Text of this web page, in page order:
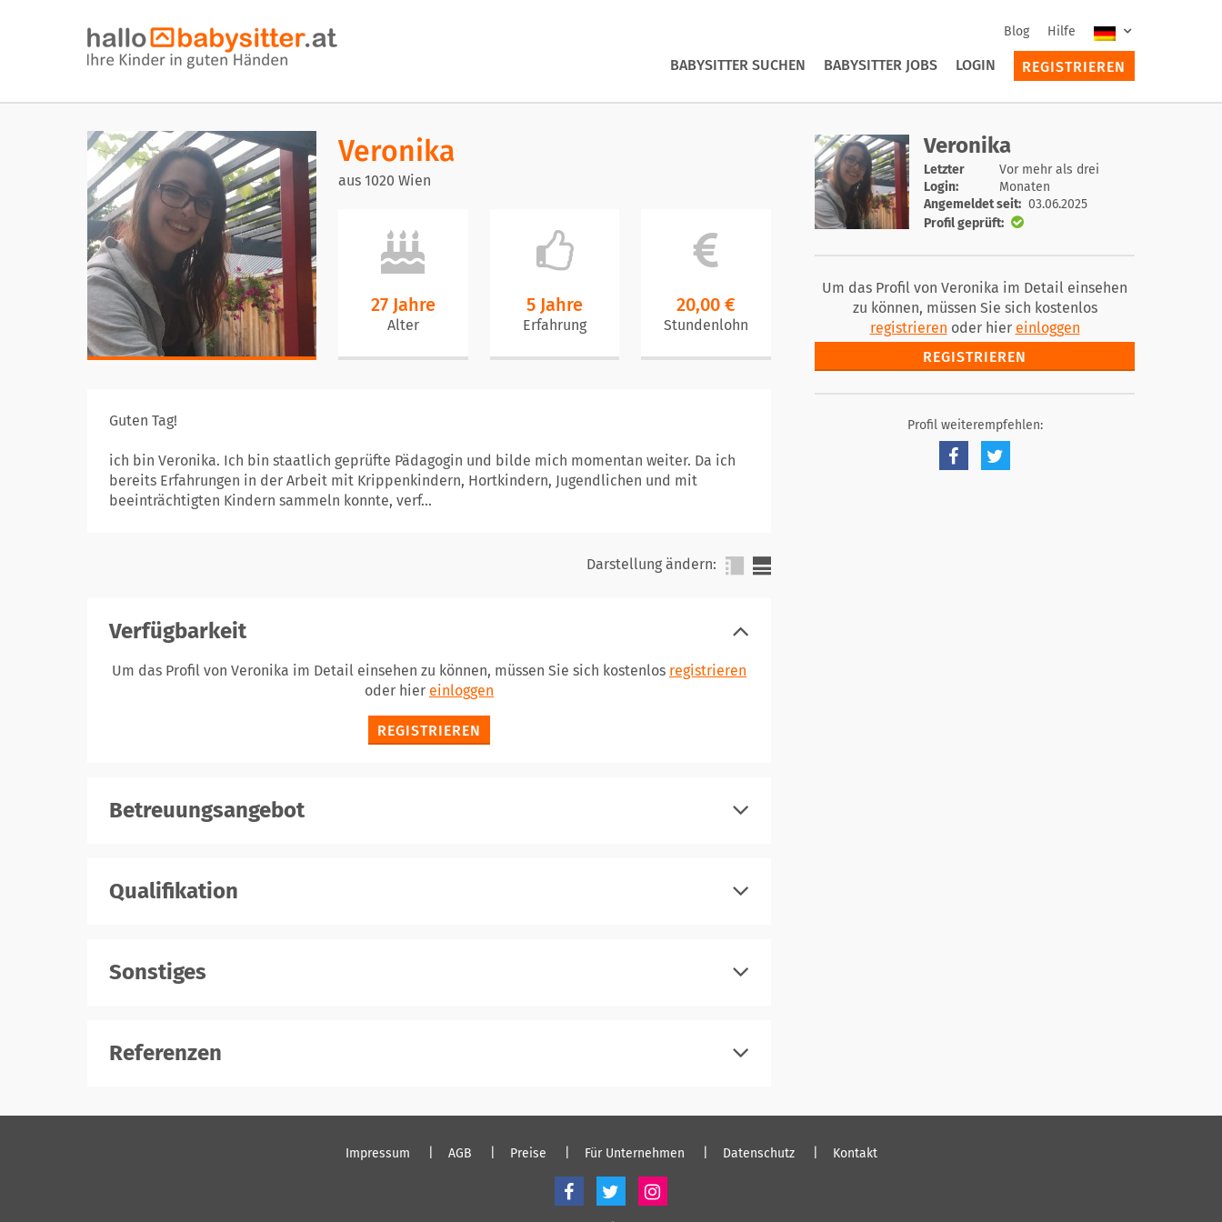
Blog Hilfe
BABYSITTER SUCHEN BABYSITTER JOBS LOGIN REGISTRIEREN
Veronika
aus 1020 Wien
27 Jahre
Alter
5 Jahre
Erfahrung
20,00 €
Stundenlohn
Guten Tag!
ich bin Veronika. Ich bin staatlich geprüfte Pädagogin und bilde mich momentan weiter. Da ich
bereits Erfahrungen in der Arbeit mit Krippenkindern, Hortkindern, Jugendlichen und mit
beeinträchtigten Kindern sammeln konnte, verf...
Darstellung ändern:
Verfügbarkeit
Um das Profil von Veronika im Detail einsehen zu können, müssen Sie sich kostenlos registrieren
oder hier einloggen
REGISTRIEREN
Betreuungsangebot
Qualifikation
Sonstiges
Referenzen
einloggen
Veronika
Letzter
Login:
Vor mehr als drei
Monaten
Angemeldet seit: 03.06.2025
Profil geprüft:
Um das Profil von Veronika im Detail einsehen
zu können, müssen Sie sich kostenlos
registrieren oder hier einloggen
REGISTRIEREN
Profil weiterempfehlen:
Impressum AGB Preise Für Unternehmen Datenschutz Kontakt